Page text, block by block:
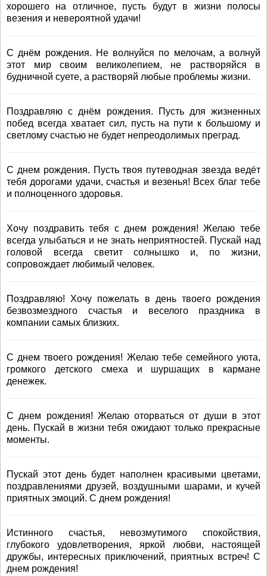
хорошего на отличное, пусть будут в жизни полосы
везения и невероятной удачи!
С днём рождения. Не волнуйся по мелочам, а волнуй
этот мир своим великолепием, не растворяйся в
будничной суете, а растворяй любые проблемы жизни.
Поздравляю с днём рождения. Пусть для жизненных
побед всегда хватает сил, пусть на пути к большому и
светлому счастью не будет непреодолимых преград.
С днем рождения. Пусть твоя путеводная звезда ведёт
тебя дорогами удачи, счастья и везенья! Всех благ тебе
и полноценного здоровья.
Хочу поздравить тебя с днем рождения! Желаю тебе
всегда улыбаться и не знать неприятностей. Пускай над
головой всегда светит солнышко и, по жизни,
сопровождает любимый человек.
Поздравляю! Хочу пожелать в день твоего рождения
безвозмездного счастья и веселого праздника в
компании самых близких.
С днем твоего рождения! Желаю тебе семейного уюта,
громкого детского смеха и шуршащих в кармане
денежек.
С днем рождения! Желаю оторваться от души в этот
день. Пускай в жизни тебя ожидают только прекрасные
моменты.
Пускай этот день будет наполнен красивыми цветами,
поздравлениями друзей, воздушными шарами, и кучей
приятных эмоций. С днем рождения!
Истинного счастья, невозмутимого спокойствия,
глубокого удовлетворения, яркой любви, настоящей
дружбы, интересных приключений, приятных встреч! С
днем рождения!